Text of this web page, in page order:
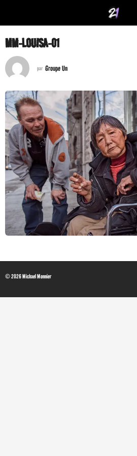
MM-LOUISA-01
par Groupe Un
© 2026 Michael Monnier